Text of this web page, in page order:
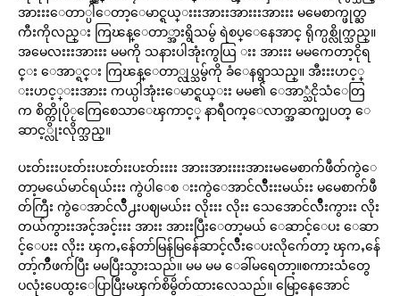
အားးးေတာ္ပါေတာ့ေမာင္ရယ္းးးအားးအားးးအားးး မမေစာက္ဖုတ္ႀ
ကီးကိုလည္း ကြၽန္ေတာ္အားရွိသမွ် ရဲစပ္ေနေအာင္ ရိုက္ပစ္လိုက္သည္။
အမေလးးးအားးး မမကို သနားပါအုံးကွယြ းး အားးး မမကေတာ့ငိုရ
င္း ေအာ္ရင္း ကြၽန္ေတာ္လုပ္သမွ်ကို ခံေနရွာသည္။ အီးးးဟင့္
းးဟင့္းးအားး ကယ္ပါအုံးးေမာင္ရယ္းး မမ၏ ေအာ္သံငိုသံေတြ
က စိတ္ကိုပိုႂကြေစေသာေၾကာင့္ နာရီဝက္ေလာက္အဆက္မျပတ္ ေ
ဆာင့္လိုးလိုက္သည္။
ပႊတ်းးးပႊတ်းးပႊတ်းးပႊတ်းးးး အားးအားးးးအားးမမေစာက်ဖဳတ်ကွဲေ
တာ့မယ်ေမာင်ရယ်းးး ကွဲပါေစ းးကွဲေအာင်လိဳးးးမယ်းး မမေစာက်ဖဳ
တ်ကြီး ကွဲေအာင်လိဳ႕းပဈမယ်းး လိုးးး လိုးး သေအောင်လိဳးကွားး လိုး
တယ်ကွားးအင့်အင့်းးး အားး အားးပြီးေတာ့မယ် ေဆာင့်ေပး ေဆာ
င့်ေပးး လိုးး ၾကႇန်ေတာ်မြန်မြန်ေဆာင့်လိဳးေပးလိုက်ေတာ့ ၾကႇန်ေ
တာ့်ကိဳဖက်ပြီး မမပြီးသွားသည်။ မမ မမ ေခါ်မရေတာ့။စကားသံတွေ
ပလုံးပေထွးေပြာပြီးမၾက်စိမွိတ်ထားလေသည်။ ေမြာ့နေအောင်